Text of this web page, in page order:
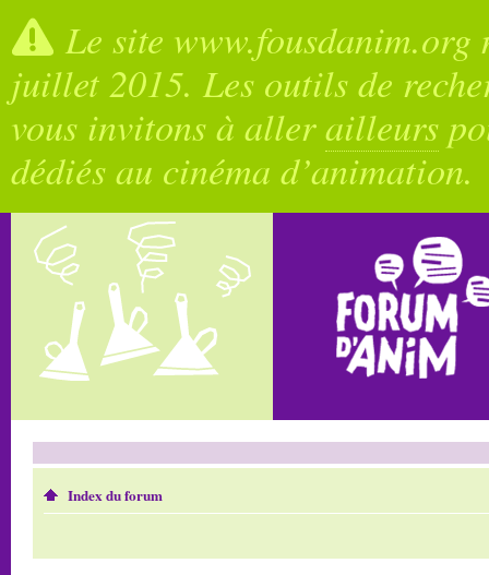
Le site
juillet 2015. Les outils de
vous invitons à allerailleurs
dédiés au cinéma d’animation.
Index du forum